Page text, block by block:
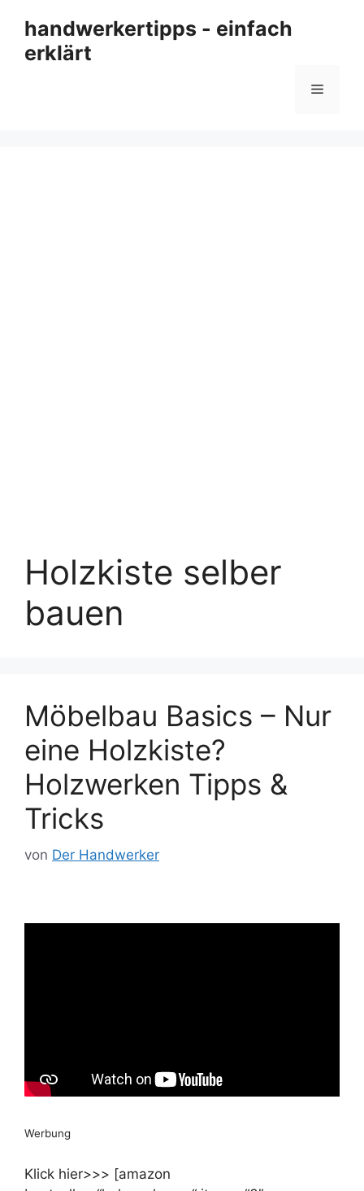
Inhalt
springen
handwerkertipps - einfach
erklärt
Menü
Holzkiste selber
bauen
Möbelbau Basics – Nur
eine Holzkiste?
Holzwerken Tipps &
Tricks
von Der Handwerker
Werbung
Klick hier>>> [amazon